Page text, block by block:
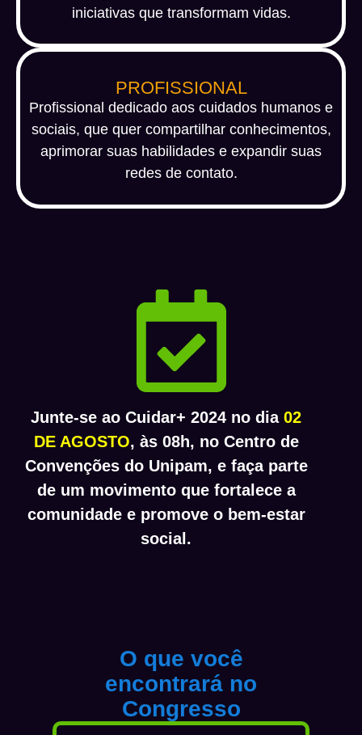
iniciativas que transformam vidas.
PROFISSIONAL
Profissional dedicado aos cuidados humanos e
sociais, que quer compartilhar conhecimentos,
aprimorar suas habilidades e expandir suas
redes de contato.
Junte-se ao Cuidar+ 2024 no dia02
DE AGOSTO, às 08h, no Centro de
Convenções do Unipam, e faça parte
de um movimento que fortalece a
comunidade e promove o bem-estar
social.
O que você
encontrará no
Congresso